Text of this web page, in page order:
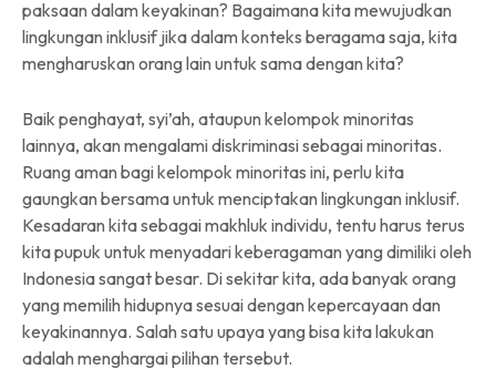
paksaan dalam keyakinan? Bagaimana kita mewujudkan
lingkungan inklusif jika dalam konteks beragama saja, kita
mengharuskan orang lain untuk sama dengan kita?
Baik penghayat, syi’ah, ataupun kelompok minoritas
lainnya, akan mengalami diskriminasi sebagai minoritas.
Ruang aman bagi kelompok minoritas ini, perlu kita
gaungkan bersama untuk menciptakan lingkungan inklusif.
Kesadaran kita sebagai makhluk individu, tentu harus terus
kita pupuk untuk menyadari keberagaman yang dimiliki oleh
Indonesia sangat besar. Di sekitar kita, ada banyak orang
yang memilih hidupnya sesuai dengan kepercayaan dan
keyakinannya. Salah satu upaya yang bisa kita lakukan
adalah menghargai pilihan tersebut.